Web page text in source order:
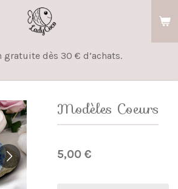
gratuite dès 30 € d’achats.
Modèles Coeurs
5,00 €